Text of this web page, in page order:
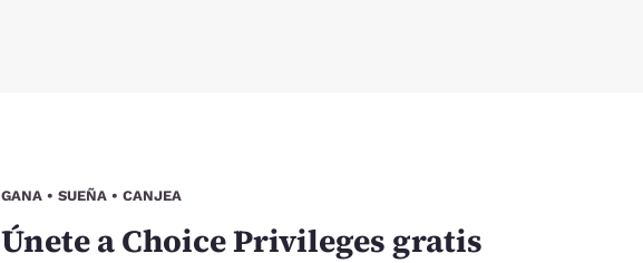
GANA • SUEÑA • CANJEA
Únete a Choice Privileges gratis